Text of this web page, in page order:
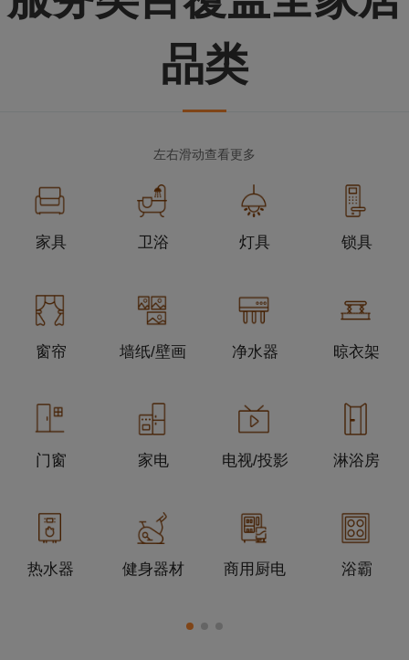
品类
左右滑动查看更多
家具 卫浴 灯具 锁具
窗帘 墙纸/壁画 净水器 晾衣架
门窗 家电 电视/投影 淋浴房
热水器 健身器材 商用厨电 浴霸